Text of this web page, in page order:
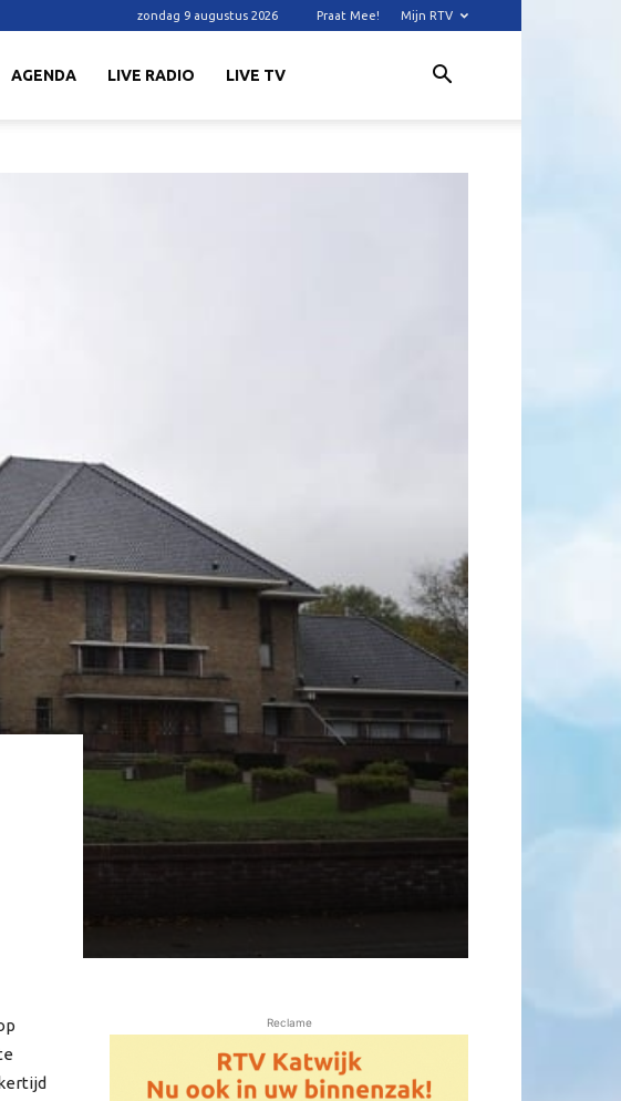
zondag 9 augustus 2026 Praat Mee! Mijn RTV
AGENDA LIVE RADIO LIVE TV
Reclame